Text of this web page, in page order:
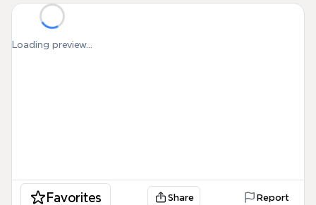
Loading preview...
Favorites Share Report